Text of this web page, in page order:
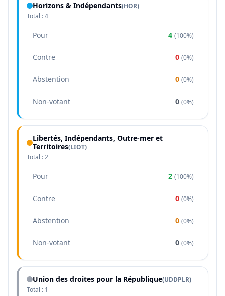
Horizons & Indépendants(HOR)
Total :4
Pour 4 (100%)
Contre 0 (0%)
Abstention 0 (0%)
Non-votant 0 (0%)
Libertés, Indépendants, Outre-mer et
Territoires(LIOT)
Total :2
Pour 2 (100%)
Contre 0 (0%)
Abstention 0 (0%)
Non-votant 0 (0%)
Union des droites pour la République(UDDPLR)
Total : 1